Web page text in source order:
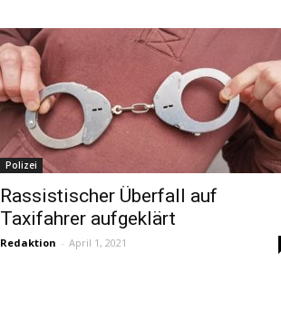
Polizei
Rassistischer Überfall auf
Taxifahrer aufgeklärt
Redaktion - April 1, 2021